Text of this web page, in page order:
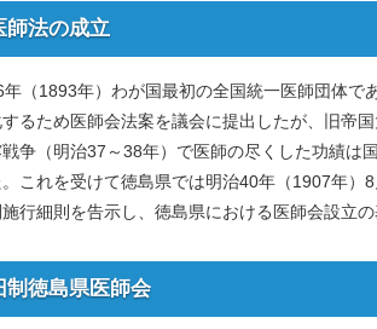
師法の成立
（1893年）わが国最初の全国統一医師団体で
るため医師会法案を議会に提出したが、旧帝
戦争（明治37～38年）で医師の尽くした功績
これを受けて徳島県では明治40年（1907年
行細則を告示し、徳島県における医師会設立の
制徳島県医師会